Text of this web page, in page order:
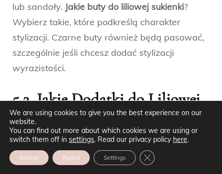
lub sandały. Jakie buty do liliowej sukienki?
Wybierz takie, które podkreślą charakter
stylizacji. Czarne buty również będą pasować,
szczególnie jeśli chcesz dodać stylizacji
wyrazistości.
5.2. Jakie Dodatki do Liliowej
Sukienki?
Dodatki do liliowej sukienkimogą być zarówno
We are using cookies to give you the best experience on our
website.
You can find out more about which cookies we are using or
switch them off in settings. Read our privacy policy here.
Accept Reject Settings ZAMKNIJ PANEL